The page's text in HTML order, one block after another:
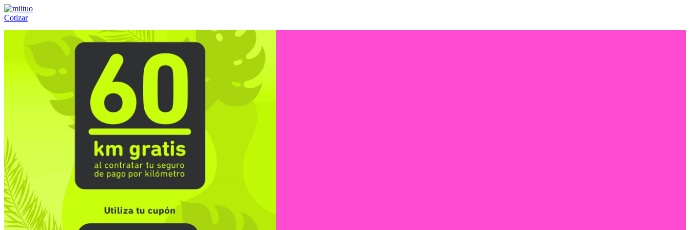
Cotizar
(55) 84-21-05-00ó800-953-00-59